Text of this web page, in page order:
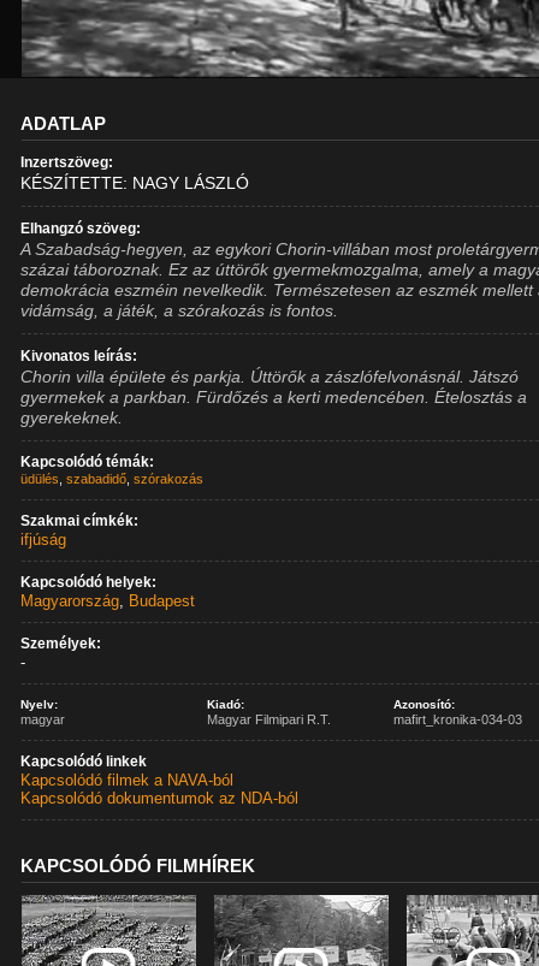
ADATLAP
Inzertszöveg:
KÉSZÍTETTE: NAGY LÁSZLÓ
Elhangzó szöveg:
A Szabadság-hegyen, az egykori Chorin-villában most
százai táboroznak. Ez az úttörők gyermekmozgalma, amely a
demokrácia eszméin nevelkedik. Természetesen az eszmék mellett
vidámság, a játék, a szórakozás is fontos.
Kivonatos leírás:
Chorin villa épülete és parkja. Úttörők a zászlófelvonásnál. Játszó
gyermekek a parkban. Fürdőzés a kerti medencében. Ételosztás a
gyerekeknek.
Kapcsolódó témák:
üdülés ,szabadidő ,szórakozás
Szakmai címkék:
ifjúság
Kapcsolódó helyek:
Magyarország, Budapest
Személyek:
-
Nyelv:
magyar
Kiadó:
Magyar Filmipari R.T.
Azonosító:
mafirt_kronika-034-03
Kapcsolódó linkek
Kapcsolódó filmek a NAVA-ból
Kapcsolódó dokumentumok az NDA-ból
KAPCSOLÓDÓ FILMHÍREK